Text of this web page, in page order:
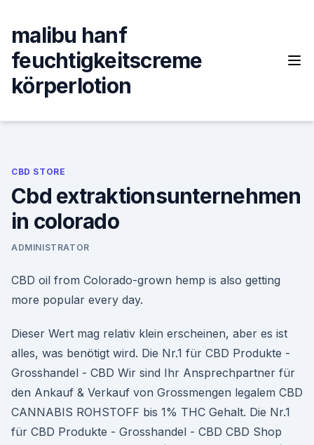
content
malibu hanf
feuchtigkeitscreme
körperlotion
CBD STORE
Cbd extraktionsunternehmen
in colorado
ADMINISTRATOR
CBD oil from Colorado-grown hemp is also getting
more popular every day.
Dieser Wert mag relativ klein erscheinen, aber es ist
alles, was benötigt wird. Die Nr.1 für CBD Produkte -
Grosshandel - CBD Wir sind Ihr Ansprechpartner für
den Ankauf & Verkauf von Grossmengen legalem CBD
CANNABIS ROHSTOFF bis 1% THC Gehalt. Die Nr.1
für CBD Produkte - Grosshandel - CBD CBD Shop